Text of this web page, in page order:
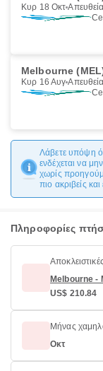
Κυρ 18 Οκτ
Melbourne
Κυρ 16 Αυγ
Λάβετε υπόψη
ενδέχεται να
χωρίς
πιο ακριβείς
Πληροφορίες
Melbourne -
US$ 210.84
Μήνας
Οκτ